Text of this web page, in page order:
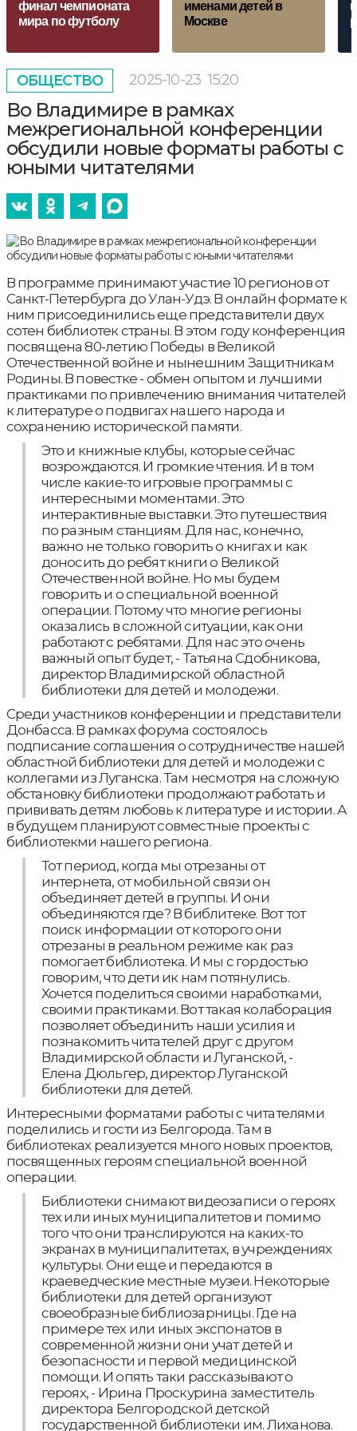
финал чемпионата
мира по футболу
именами детей в
Москве
ОБЩЕСТВО 2025-10-23 15:20
Во Владимире в рамках
межрегиональной конференции
обсудили новые форматы работы с
юными читателями
В программе принимают участие 10 регионов от
Санкт-Петербурга до Улан-Удэ. В онлайн формате к
ним присоединились еще представители двух
сотен библиотек страны. В этом году конференция
посвящена 80-летию Победы в Великой
Отечественной войне и нынешним Защитникам
Родины. В повестке - обмен опытом и лучшими
практиками по привлечению внимания читателей
к литературе о подвигах нашего народа и
сохранению исторической памяти.
Это и книжные клубы, которые сейчас
возрождаются. И громкие чтения. И в том
числе какие-то игровые программы с
интересными моментами. Это
интерактивные выставки. Это путешествия
по разным станциям. Для нас, конечно,
важно не только говорить о книгах и как
доносить до ребят книги о Великой
Отечественной войне. Но мы будем
говорить и о специальной военной
операции. Потому что многие регионы
оказались в сложной ситуации, как они
работают с ребятами. Для нас это очень
важный опыт будет, - Татьяна Сдобникова,
директор Владимирской областной
библиотеки для детей и молодежи.
Среди участников конференции и представители
Донбасса. В рамках форума состоялось
подписание соглашения о сотрудничестве нашей
областной библиотеки для детей и молодежи с
коллегами из Луганска. Там несмотря на сложную
обстановку библиотеки продолжают работать и
прививать детям любовь к литературе и истории. А
в будущем планируют совместные проекты с
библиотекми нашего региона.
Тот период, когда мы отрезаны от
интернета, от мобильной связи он
объединяет детей в группы. И они
объединяются где? В библитеке. Вот тот
поиск информации от которого они
отрезаны в реальном режиме как раз
помогает библиотека. И мы с гордостью
говорим, что дети ик нам потянулись.
Хочется поделиться своими наработками,
своими практиками. Вот такая колаборация
позволяет объединить наши усилия и
познакомить читателей друг с другом
Владимирской области и Луганской, -
Елена Дюльгер, директор Луганской
библиотеки для детей.
Интересными форматами работы с читателями
поделились и гости из Белгорода. Там в
библиотеках реализуется много новых проектов,
посвященных героям специальной военной
операции.
Библиотеки снимают видеозаписи о героях
тех или иных муниципалитетов и помимо
того что они транслируются на каких-то
экранах в муниципалитетах, в учреждениях
культуры. Они еще и передаются в
краеведческие местные музеи. Некоторые
библиотеки для детей организуют
своеобразные библиозарницы. Где на
примере тех или иных экспонатов в
современной жизни они учат детей и
безопасности и первой медицинской
помощи. И опять таки рассказывают о
героях, - Ирина Проскурина заместитель
директора Белгородской детской
государственной библиотеки им. Лиханова.